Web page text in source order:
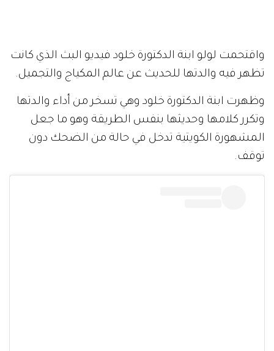
واقتحمت لولو ابنة الدكتورة خلود فيديو البث الذي كانت
تظهر فيه والدتها للحديث عن عالم المكياج والتجميل.
وظهرت ابنة الدكتورة خلود وهي تسخر من أداء والدتها
وتكرر كلامها وحديثها بنفس الطريقة وهو ما جعل
المشهورة الكويتية تدخل في حالة من الضحك دون
توقف.